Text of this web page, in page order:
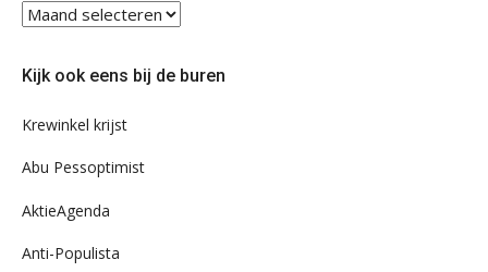
Blader
ons
Kijk ook eens bij de buren
Krewinkel krijst
Abu Pessoptimist
AktieAgenda
Anti-Populista